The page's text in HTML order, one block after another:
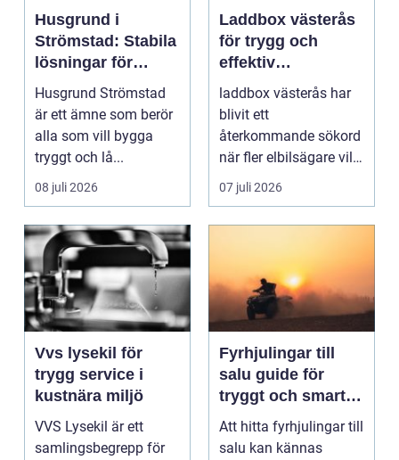
Husgrund i
Strömstad: Stabila
lösningar för
boende vid kusten
Husgrund Strömstad
är ett ämne som berör
alla som vill bygga
tryggt och lå...
08 juli 2026
Laddbox västerås
för trygg och
effektiv
hemmaladdning
laddbox västerås har
blivit ett
återkommande sökord
när fler elbilsägare vill
ladda hemma på ett
säk...
07 juli 2026
Vvs lysekil för
trygg service i
kustnära miljö
VVS Lysekil är ett
samlingsbegrepp för
Fyrhjulingar till
salu guide för
tryggt och smart
köp
Att hitta fyrhjulingar till
salu kan kännas